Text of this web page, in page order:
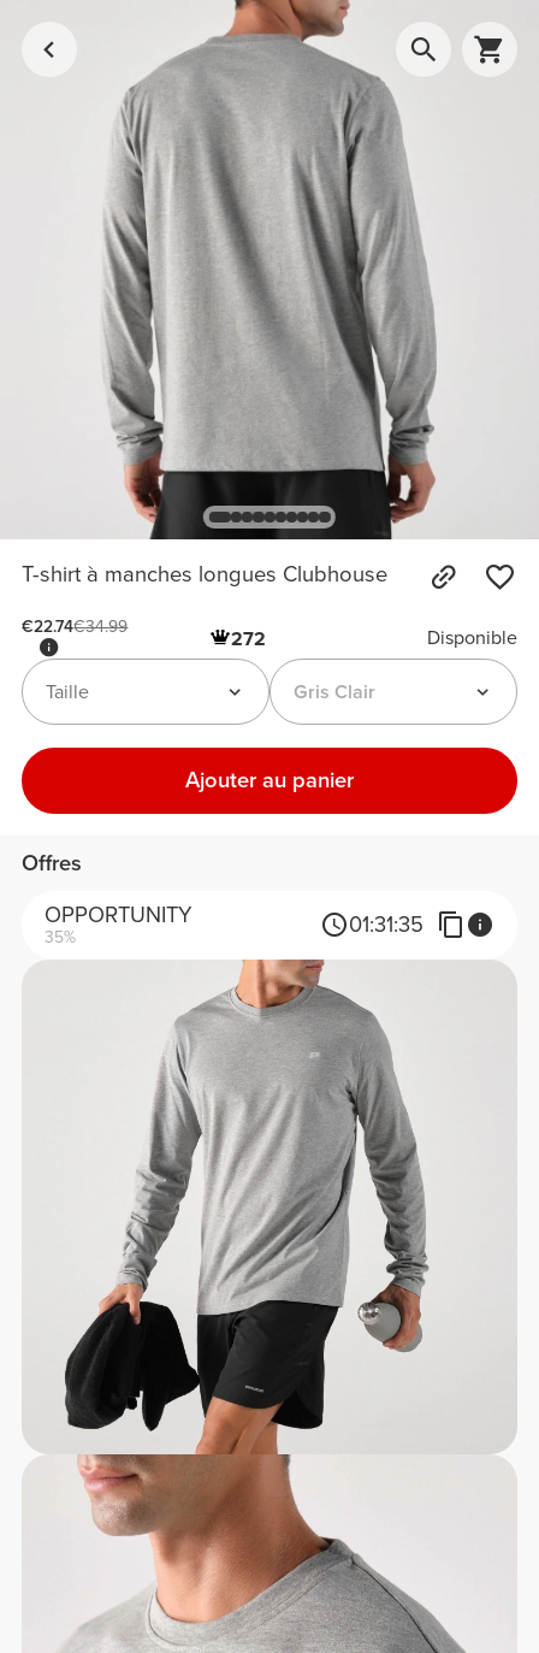
T-shirt à manches longues Clubhouse
€22.74€34.99
272 Disponible
Gris Clair
Taille
Ajouter au panier
Offres
OPPORTUNITY
35% 01:31:35